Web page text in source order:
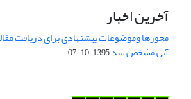
آخرین اخبار
محورها وموضوعات پیشنهادی برای دریافت
آتی مشخص شد1395-10-07